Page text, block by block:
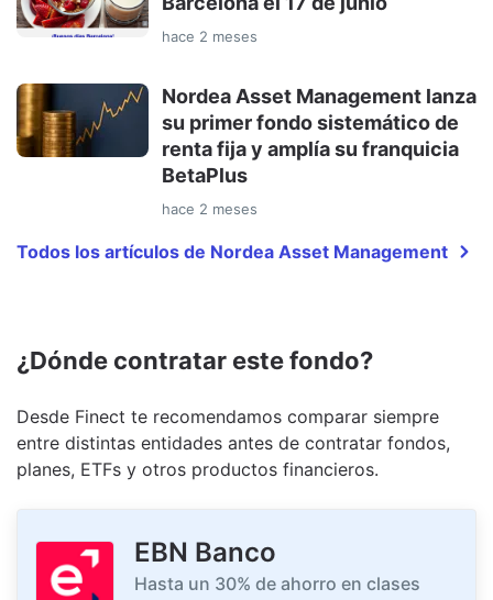
hace 2 meses
Nordea Asset Management lanza
su primer fondo sistemático de
renta fija y amplía su franquicia
BetaPlus
hace 2 meses
Todos los artículos de Nordea Asset Management
¿Dónde contratar este fondo?
Desde Finect te recomendamos comparar siempre
entre distintas entidades antes de contratar fondos,
planes, ETFs y otros productos financieros.
EBN Banco
Hasta un 30% de ahorro en clases